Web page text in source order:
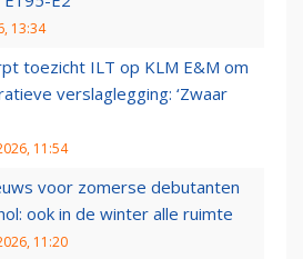
13:34
toezicht ILT op KLM E&M om
verslaglegging: ‘Zwaar
11:54
voor zomerse debutanten
ook in de winter alle ruimte
11:20